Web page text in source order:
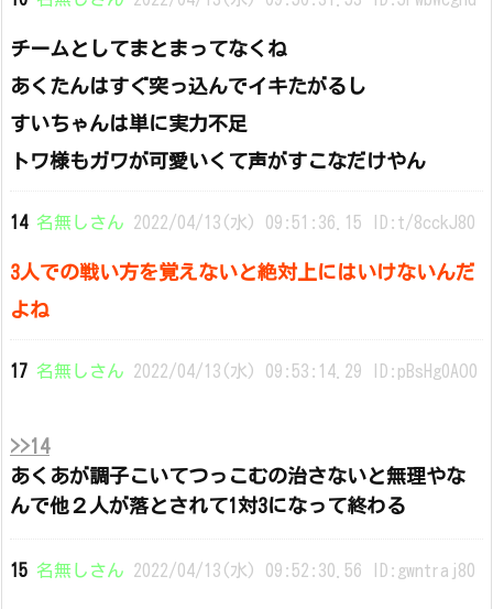
チームとしてまとまってなくね
あくたんはすぐ突っ込んでイキたがるし
すいちゃんは単に実力不足
トワ様もガワが可愛いくて声がすこなだけやん
14 名無しさん 2022/04/13(水) 09:51:36.15 ID:t/8cckJ80
3人での戦い方を覚えないと絶対上にはいけないんだ
よね
17 名無しさん 2022/04/13(水) 09:53:14.29 ID:pBsHg0AO0
>>14
あくあが調子こいてつっこむの治さないと無理やな
んで他２人が落とされて1対3になって終わる
15 名無しさん 2022/04/13(水) 09:52:30.56 ID:gwntraj80